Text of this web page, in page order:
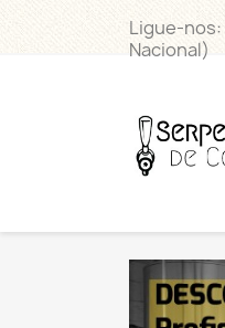
Ligue-nos:
Nacional)